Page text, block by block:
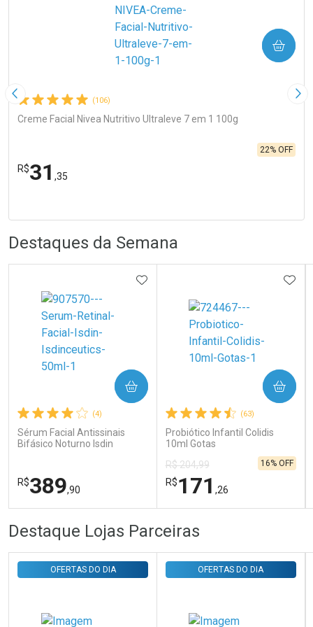
Imagem Anterior (106)
Creme Facial Nivea Nutritivo Ultraleve 7 em 1 100g
R$31 ,35
22% OFF
COMPRAR
Laboratório
Ativar Desconto
Comprar sem Desconto
Comprar sem Desconto
Destaques da Semana
(4)
Sérum Facial Antissinais
Bifásico Noturno Isdin
R$389,90
ADICIONAR AOS FAVORITOS
COMPRAR
FECHAR
Laboratório
FECHAR
Por Menos
(63)
Probiótico Infantil Colidis
10ml Gotas
R$ 204,99
R$171 ,26
16% OFF
COMPRAR
Por Menos
Destaque Lojas Parceiras
OFERTAS DO DIA OFERTAS DO DIA